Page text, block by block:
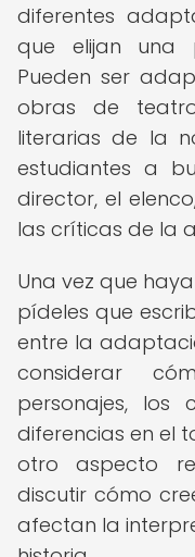
diferentes
que elijan una
Pueden ser
obras de
literarias de la
estudiantes a
director, el
las críticas de la
Una vez que
pídeles que
entre la
considerar
personajes,
diferencias en el
otro aspecto
discutir cómo
afectan la